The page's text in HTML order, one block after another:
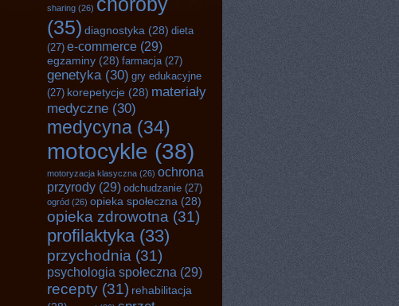
sharing (26)
(35) diagnostyka (28) dieta
(27) e-commerce (29)
egzaminy (28) farmacja(27)
genetyka(30) gry edukacyjne
(27) korepetycje (28) materiały
medyczne (30)
medycyna (34)
motocykle (38)
motoryzacja klasyczna (26) ochrona
przyrody (29) odchudzanie (27)
ogród (26) opieka społeczna (28)
opieka zdrowotna (31)
profilaktyka(33)
przychodnia (31)
psychologia społeczna (29)
recepty (31) rehabilitacja